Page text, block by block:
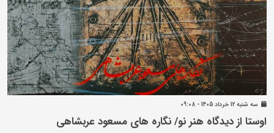
سه شنبه 12 خرداد 1405 - 09:08
اوستا از دیدگاه هنر نو/ نگاره های مسعود عربشاهی